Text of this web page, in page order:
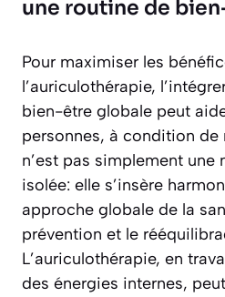
une routine de
Pour maximiser les
l’auriculothérapie,
bien-être globale peut
personnes, à condition de
n’est pas simplement une
isolée: elle s’insère
approche globale de la
prévention et le
L’auriculothérapie, en
des énergies internes,